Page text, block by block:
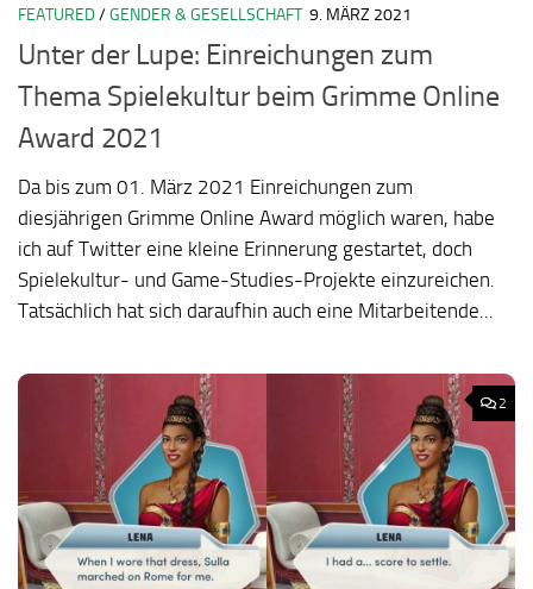
FEATURED/GENDER & GESELLSCHAFT 9. MÄRZ 2021
Unter der Lupe: Einreichungen zum
Thema Spielekultur beim Grimme Online
Award 2021
Da bis zum 01. März 2021 Einreichungen zum
diesjährigen Grimme Online Award möglich waren, habe
ich auf Twitter eine kleine Erinnerung gestartet, doch
Spielekultur- und Game-Studies-Projekte einzureichen.
Tatsächlich hat sich daraufhin auch eine Mitarbeitende...
2